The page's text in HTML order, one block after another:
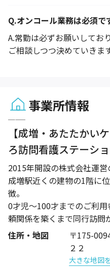
Q.オンコール業務は必須で
A.常勤は必ずお願いしてお
ご相談しつつ決めていきます
事業所情報
【成増・あたたかい
ろ訪問看護ステーシ
2015年開設の株式会社運営
成増駅近くの建物の1階に
徴。
0才児～100才までのご利
頼関係を築くまで同行訪問
住所・地図
〒175-
２２
大きな地図